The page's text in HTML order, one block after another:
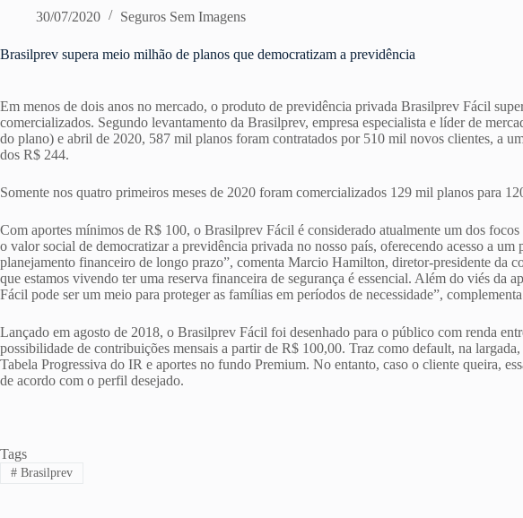
30/07/2020 Seguros Sem Imagens
Brasilprev supera meio milhão de planos que democratizam a previdência
Em menos de dois anos no mercado, o produto de previdência privada Brasilprev Fácil
comercializados. Segundo levantamento da Brasilprev, empresa especialista e líder de
do plano) e abril de 2020, 587 mil planos foram contratados por 510 mil novos clientes, a
dos R$ 244.
Somente nos quatro primeiros meses de 2020 foram comercializados 129 mil planos para
Com aportes mínimos de R$ 100, o Brasilprev Fácil é considerado atualmente um dos
o valor social de democratizar a previdência privada no nosso país, oferecendo acesso a um
planejamento financeiro de longo prazo”, comenta Marcio Hamilton, diretor-presidente da
que estamos vivendo ter uma reserva financeira de segurança é essencial. Além do viés da
Fácil pode ser um meio para proteger as famílias em períodos de necessidade”,
Lançado em agosto de 2018, o Brasilprev Fácil foi desenhado para o público com renda
possibilidade de contribuições mensais a partir de R$ 100,00. Traz como default, na
Tabela Progressiva do IR e aportes no fundo Premium. No entanto, caso o cliente queira,
de acordo com o perfil desejado.
Tags
#Brasilprev